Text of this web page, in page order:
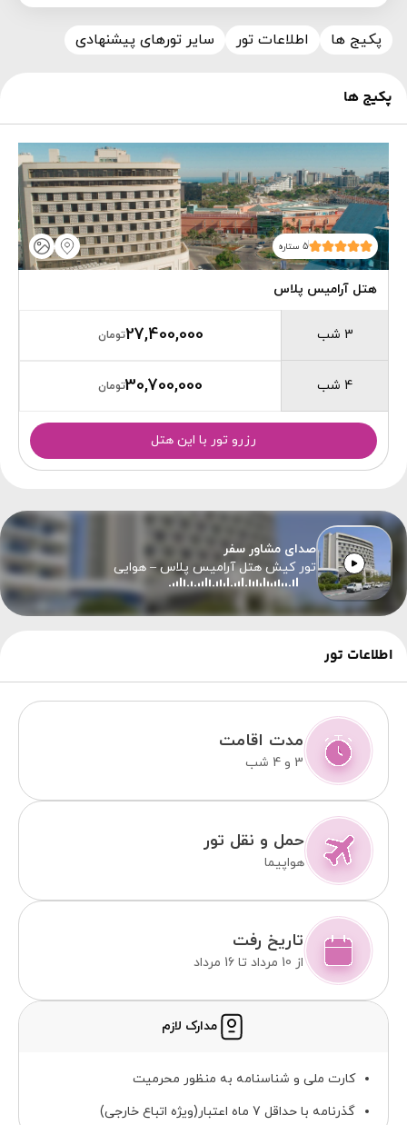
پکیج ها اطلاعات تور سایر تورهای پیشنهادی
پکیج ها
5 ستاره
هتل آرامیس پلاس
3 شب
4 شب
27,400,000تومان
30,700,000تومان
رزرو تور با این هتل
صدای مشاور سفر
تور کیش هتل آرامیس پلاس – هوایی
اطلاعات تور
مدت اقامت
3 و 4 شب
حمل و نقل تور
هواپیما
تاریخ رفت
از 10 مرداد تا 16 مرداد
مدارک لازم
کارت ملی و شناسنامه به منظور محرمیت
گذرنامه با حداقل 7 ماه اعتبار(ویژه اتباع خارجی)